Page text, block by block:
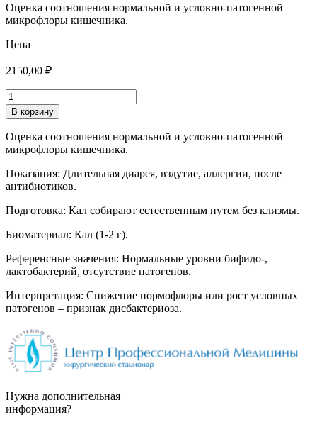
Оценка соотношения нормальной и условно-патогенной
микрофлоры кишечника.
Цена
2150,00 ₽
Количество
товара
Исследование
на
кишечный
дисбактериоз
В корзину
Оценка соотношения нормальной и условно-патогенной
микрофлоры кишечника.
Показания: Длительная диарея, вздутие, аллергии, после
антибиотиков.
Подготовка: Кал собирают естественным путем без клизмы.
Биоматериал: Кал (1-2 г).
Референсные значения: Нормальные уровни бифидо-,
лактобактерий, отсутствие патогенов.
Интерпретация: Снижение нормофлоры или рост условных
патогенов – признак дисбактериоза.
Нужна дополнительная
информация?